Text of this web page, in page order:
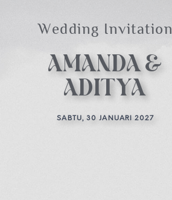
Wedding Invitation
AMANDA&
ADITYA
SABTU, 30 JANUARI 2027